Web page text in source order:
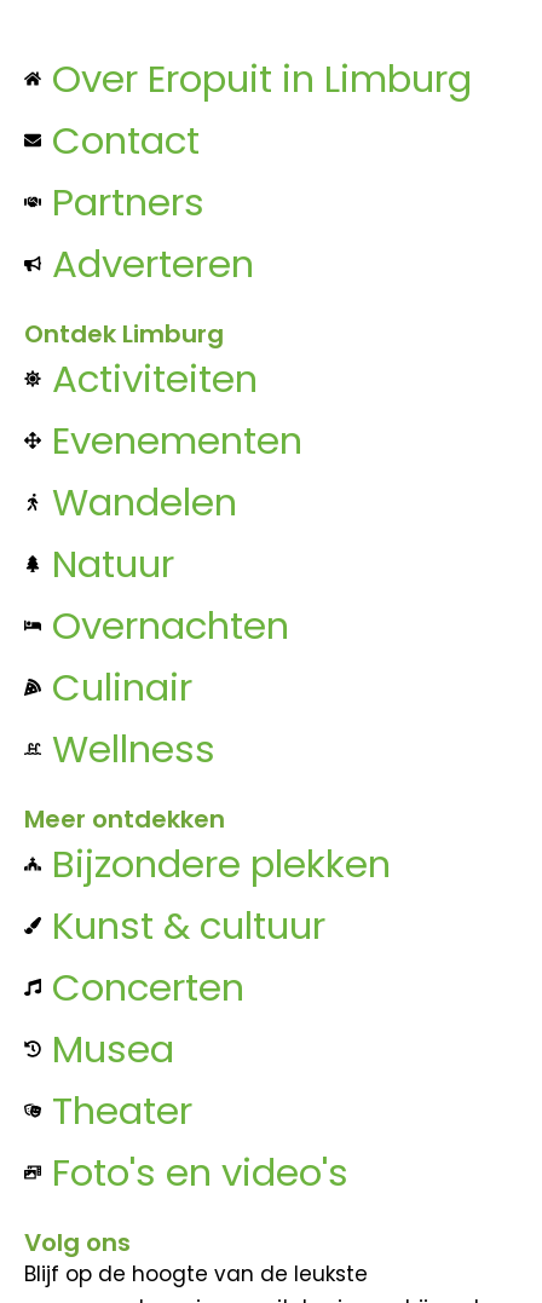
Over Eropuit in Limburg
Contact
Partners
Adverteren
Ontdek Limburg
Activiteiten
Evenementen
Wandelen
Natuur
Overnachten
Culinair
Wellness
Meer ontdekken
Bijzondere plekken
Kunst & cultuur
Concerten
Musea
Theater
Foto's en video's
Volg ons
Blijf op de hoogte van de leukste